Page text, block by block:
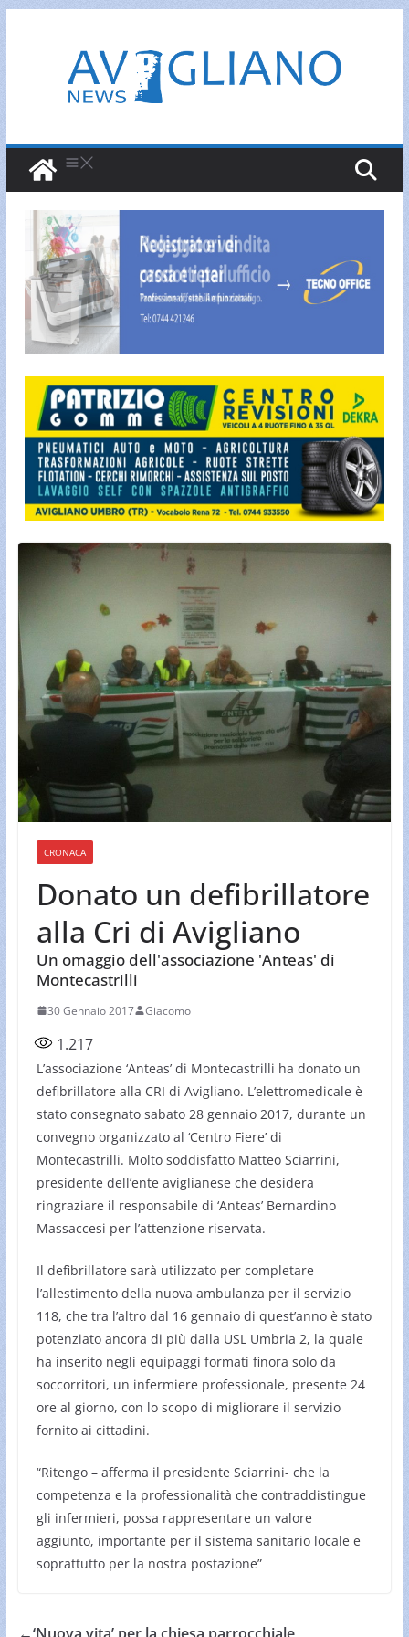
contenuto
CRONACA
Donato un defibrillatore
alla Cri di Avigliano
Un omaggio dell'associazione 'Anteas' di
Montecastrilli
30 Gennaio 2017 Giacomo
1.217
L’associazione ‘Anteas’ di Montecastrilli ha donato un
defibrillatore alla CRI di Avigliano. L’elettromedicale è
stato consegnato sabato 28 gennaio 2017, durante un
convegno organizzato al ‘Centro Fiere’ di
Montecastrilli. Molto soddisfatto Matteo Sciarrini,
presidente dell’ente aviglianese che desidera
ringraziare il responsabile di ‘Anteas’ Bernardino
Massaccesi per l’attenzione riservata.
Il defibrillatore sarà utilizzato per completare
l’allestimento della nuova ambulanza per il servizio
118, che tra l’altro dal 16 gennaio di quest’anno è stato
potenziato ancora di più dalla USL Umbria 2, la quale
ha inserito negli equipaggi formati finora solo da
soccorritori, un infermiere professionale, presente 24
ore al giorno, con lo scopo di migliorare il servizio
fornito ai cittadini.
“Ritengo – afferma il presidente Sciarrini- che la
competenza e la professionalità che contraddistingue
gli infermieri, possa rappresentare un valore
aggiunto, importante per il sistema sanitario locale e
soprattutto per la nostra postazione”